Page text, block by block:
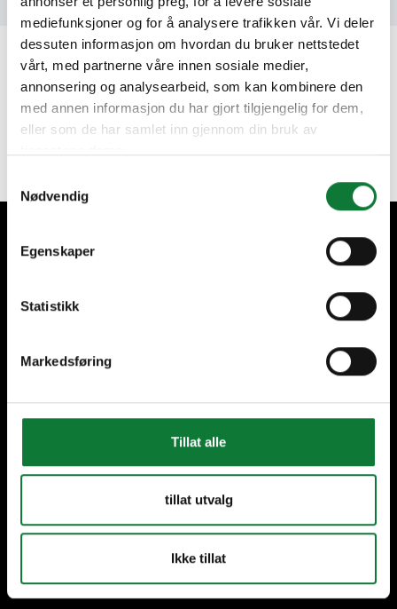
mediefunksjoner og for å analysere trafikken vår. Vi deler
dessuten informasjon om hvordan du bruker nettstedet
vårt, med partnerne våre innen sosiale medier,
annonsering og analysearbeid, som kan kombinere den
med annen informasjon du har gjort tilgjengelig for dem,
eller som de har samlet inn gjennom din bruk av
Nødvendig
Egenskaper
Statistikk
Markedsføring
Tillat alle
tillat utvalg
Ikke tillat
Heb je een project in gedachten?
Vraag een offerte aan
Wij zorgen voor onze klanten
Enkel duuzaam
aluminium